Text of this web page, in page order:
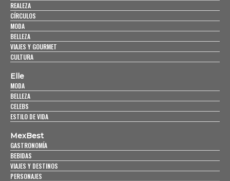
REALEZA
CÍRCULOS
MODA
BELLEZA
VIAJES Y GOURMET
CULTURA
Elle
MODA
BELLEZA
CELEBS
ESTILO DE VIDA
MexBest
GASTRONOMÍA
BEBIDAS
VIAJES Y DESTINOS
PERSONAJES